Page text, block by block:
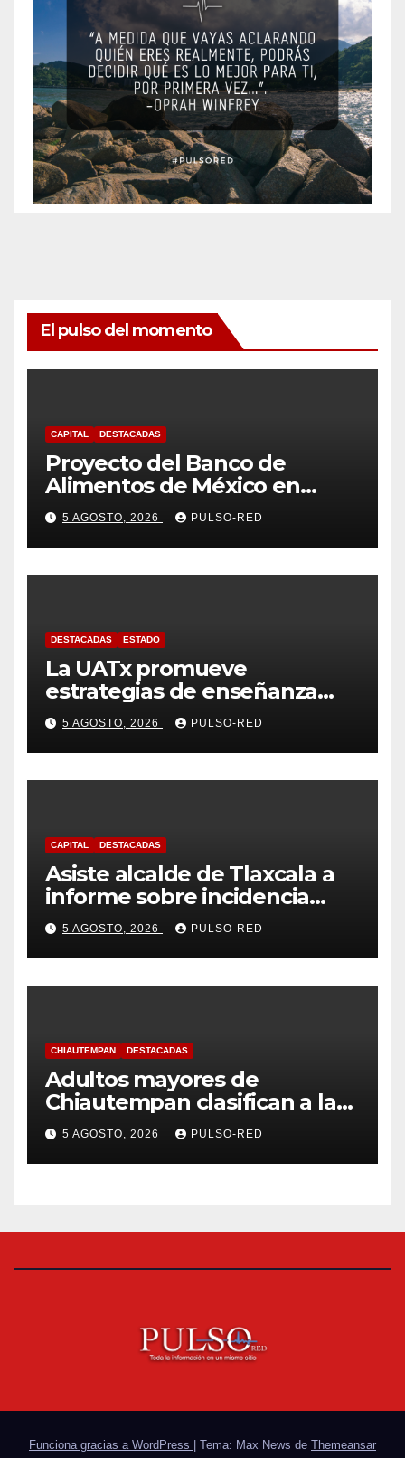
El pulso del momento
CAPITAL DESTACADAS
Proyecto del Banco de
Alimentos de México en
Tlaxcala avanza con trabajo
coordinado
5 AGOSTO, 2026 PULSO-RED
DESTACADAS ESTADO
La UATx promueve
estrategias de enseñanza
centradas en el contexto de
sus estudiantes
5 AGOSTO, 2026 PULSO-RED
CAPITAL DESTACADAS
Asiste alcalde de Tlaxcala a
informe sobre incidencia
delictiva refrenda trabajo
coordinado
5 AGOSTO, 2026 PULSO-RED
CHIAUTEMPAN DESTACADAS
Adultos mayores de
Chiautempan clasifican a la
etapa federal de las
Olimpiadas de Oro
5 AGOSTO, 2026 PULSO-RED
Funciona gracias a WordPress | Tema: Max News de Themeansar